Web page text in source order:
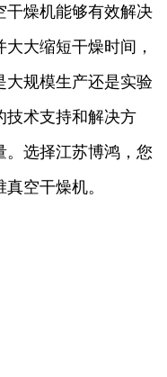
干燥机能够有效解决
大缩短干燥时间，
大规模生产还是实验
技术支持和解决方
。选择江苏博鸿，您
空干燥机。